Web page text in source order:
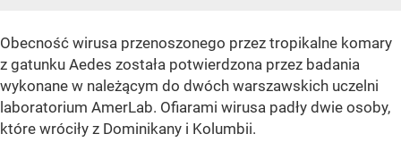
Obecność wirusa przenoszonego przez tropikalne komary
z gatunku Aedes została potwierdzona przez badania
wykonane w należącym do dwóch warszawskich uczelni
laboratorium AmerLab. Ofiarami wirusa padły dwie osoby,
które wróciły z Dominikany i Kolumbii.